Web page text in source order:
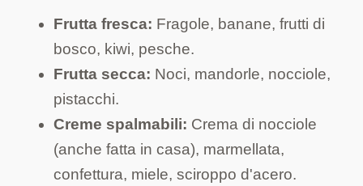
Frutta fresca: Fragole, banane, frutti di
bosco, kiwi, pesche.
Frutta secca: Noci, mandorle, nocciole,
pistacchi.
Creme spalmabili: Crema di nocciole
(anche fatta in casa), marmellata,
confettura, miele, sciroppo d'acero.